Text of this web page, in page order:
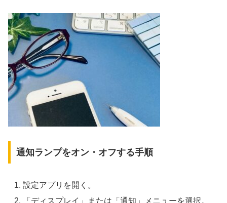
通知ランプをオン・オフする手順
設定アプリを開く。
「ディスプレイ」または「通知」メニューを選択。